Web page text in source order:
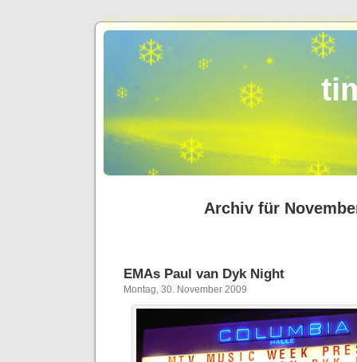
Archiv für
EMAs Paul van Dyk Night
Montag, 30. November 2009